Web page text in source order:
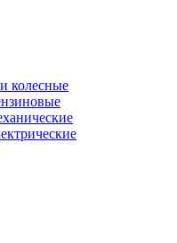
колесные